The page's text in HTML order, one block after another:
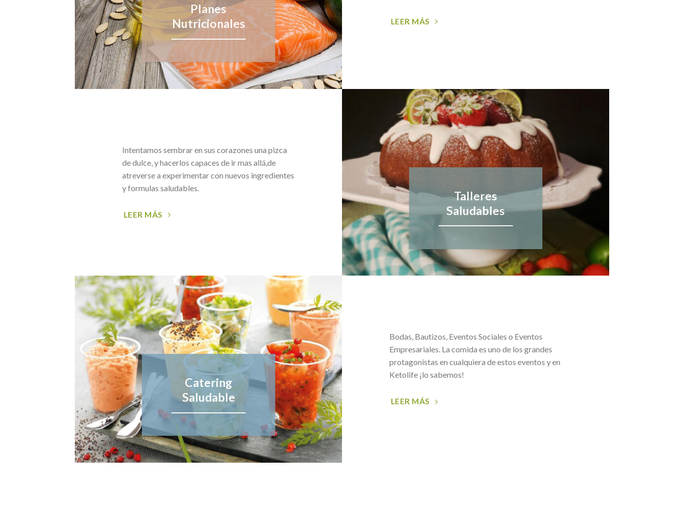
Planes
Nutricionales
LEER MÁS
Intentamos sembrar en sus corazones una pizca
de dulce, y hacerlos capaces de ir mas allá,de
atreverse a experimentar con nuevos ingredientes
y formulas saludables.
LEER MÁS
Talleres
Saludables
Catering
Saludable
Bodas, Bautizos, Eventos Sociales o Eventos
Empresariales. La comida es uno de los grandes
protagonistas en cualquiera de estos eventos y en
Ketolife ¡lo sabemos!
LEER MÁS